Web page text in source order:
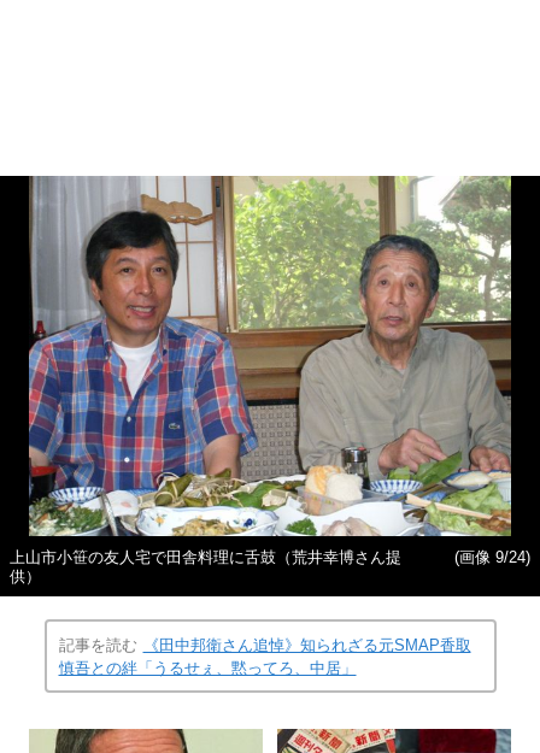
上山市小笹の友人宅で田舎料理に舌鼓（荒井幸博さん提
供）
(画像 9/24)
記事を読む
《田中邦衛さん追悼》知られざる元SMAP香取
慎吾との絆「うるせぇ、黙ってろ、中居」